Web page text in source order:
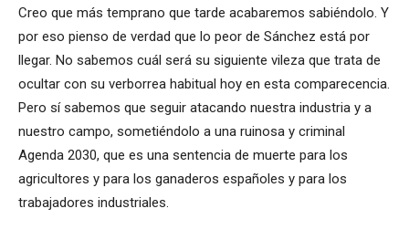
Creo que más temprano que tarde acabaremos sabiéndolo. Y
por eso pienso de verdad que lo peor de Sánchez está por
llegar. No sabemos cuál será su siguiente vileza que trata de
ocultar con su verborrea habitual hoy en esta comparecencia.
Pero sí sabemos que seguir atacando nuestra industria y a
nuestro campo, sometiéndolo a una ruinosa y criminal
Agenda 2030, que es una sentencia de muerte para los
agricultores y para los ganaderos españoles y para los
trabajadores industriales.